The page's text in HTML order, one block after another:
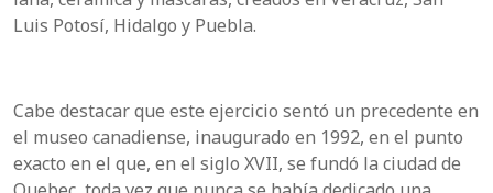
Luis Potosí, Hidalgo y Puebla.
Cabe destacar que este ejercicio sentó un precedente en
el museo canadiense, inaugurado en 1992, en el punto
exacto en el que, en el siglo XVII, se fundó la ciudad de